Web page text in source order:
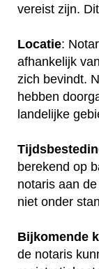
vereist zijn.
Locatie:
afhankelijk
zich bevindt.
hebben
landelijke
berekend op
notaris aan
niet onder
Bijkomende
de notaris